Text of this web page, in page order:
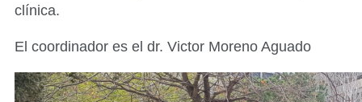
clínica.
El coordinador es el dr. Victor Moreno Aguado